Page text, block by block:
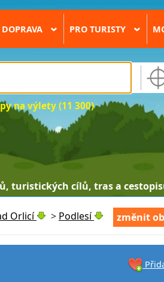
› PRO TURISTY ›
na výlety (11 300)
turistických cílů, tras a
Orlicí > Podlesí změnit